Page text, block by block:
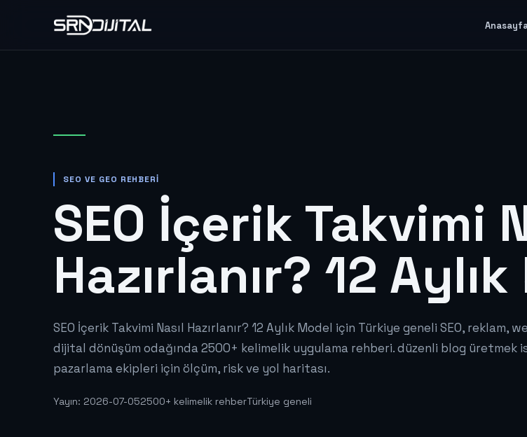
SEO VE GEO REHBERI
SEO İçerik Takvimi
Hazırlanır? 12
SEO İçerik Takvimi Nasıl Hazırlanır? 12 Aylık Model için Türkiye geneli SEO, reklam,
dijital dönüşüm odağında 2500+ kelimelik uygulama rehberi. düzenli blog üretmek
pazarlama ekipleri için ölçüm, risk ve yol haritası.
Yayın: 2026-07-052500+ kelimelik rehberTürkiye geneli